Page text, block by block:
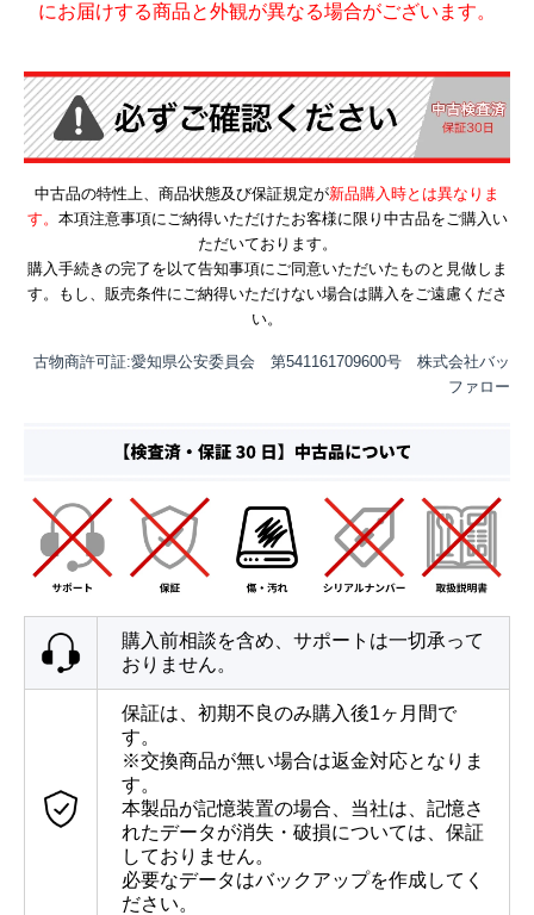
にお届けする商品と外観が異なる場合がございます。
中古品の特性上、商品状態及び保証規定が新品購入時とは異なりま
す。 本項注意事項にご納得いただけたお客様に限り中古品をご購入い
ただいております。
購入手続きの完了を以て告知事項にご同意いただいたものと見做しま
す。もし、販売条件にご納得いただけない場合は購入をご遠慮くださ
い。
古物商許可証:愛知県公安委員会 第541161709600号 株式会社バッ
ファロー
購入前相談を含め、サポートは一切承って
おりません。
保証は、初期不良のみ購入後1ヶ月間で
す。
※交換商品が無い場合は返金対応となりま
す。
本製品が記憶装置の場合、当社は、記憶さ
れたデータが消失・破損については、保証
しておりません。
必要なデータはバックアップを作成してく
ださい。